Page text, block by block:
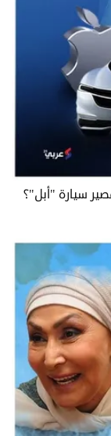
عاما حاسما لمصير سيارة "أبل"؟